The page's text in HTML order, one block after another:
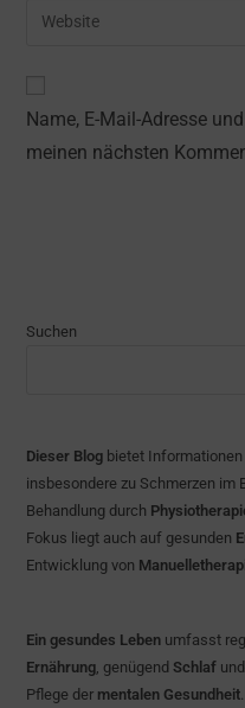
zum
Mail-
Kommentieren
ein
Gib
ein
(optional)
Name, E-Mail-Adresse
meinen nächsten
Suchen
Dieser Blog bietet Informationen
insbesondere zu Schmerzen im
Behandlung durch
Fokus liegt auch auf gesunden
Entwicklung von
Ein gesundes Leben umfasst
Ernährung , genügendSchlaf und
Pflege der mentalen Gesundheit